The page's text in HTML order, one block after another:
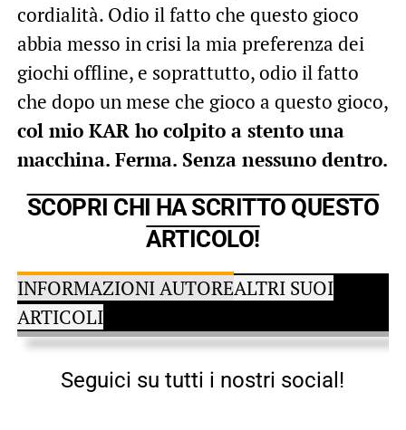
cordialità. Odio il fatto che questo gioco
abbia messo in crisi la mia preferenza dei
giochi offline, e soprattutto, odio il fatto
che dopo un mese che gioco a questo gioco,
col mio KAR ho colpito a stento una
macchina. Ferma. Senza nessuno dentro.
SCOPRI CHI HA SCRITTO QUESTO
ARTICOLO!
INFORMAZIONI AUTOREALTRI SUOI
ARTICOLI
Seguici su tutti i nostri social!